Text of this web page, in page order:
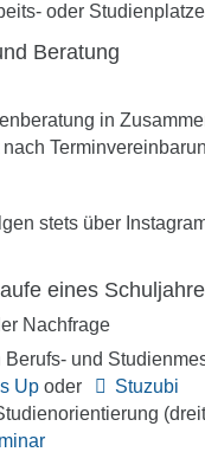
oder
Beratung
in
stets über
eines
Nachfrage
Berufs- und
Up oder
Stuzubi